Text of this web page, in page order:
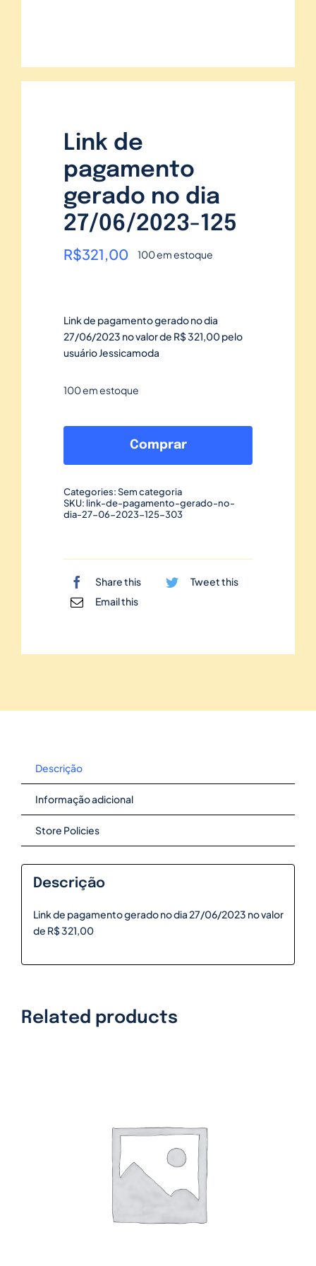
Link de
pagamento
gerado no dia
27/06/2023-125
R$321,00 100 em estoque
Link de pagamento gerado no dia
27/06/2023 no valor de R$ 321,00 pelo
usuário Jessicamoda
100 em estoque
de
no
dia
quantidade
Comprar
Categories:Sem categoria
SKU: link-de-pagamento-gerado-no-
dia-27-06-2023-125-303
Share this
Tweet this
Email this
Descrição
Informação adicional
Store Policies
Descrição
Link de pagamento gerado no dia 27/06/2023 no valor
de R$ 321,00
Related products